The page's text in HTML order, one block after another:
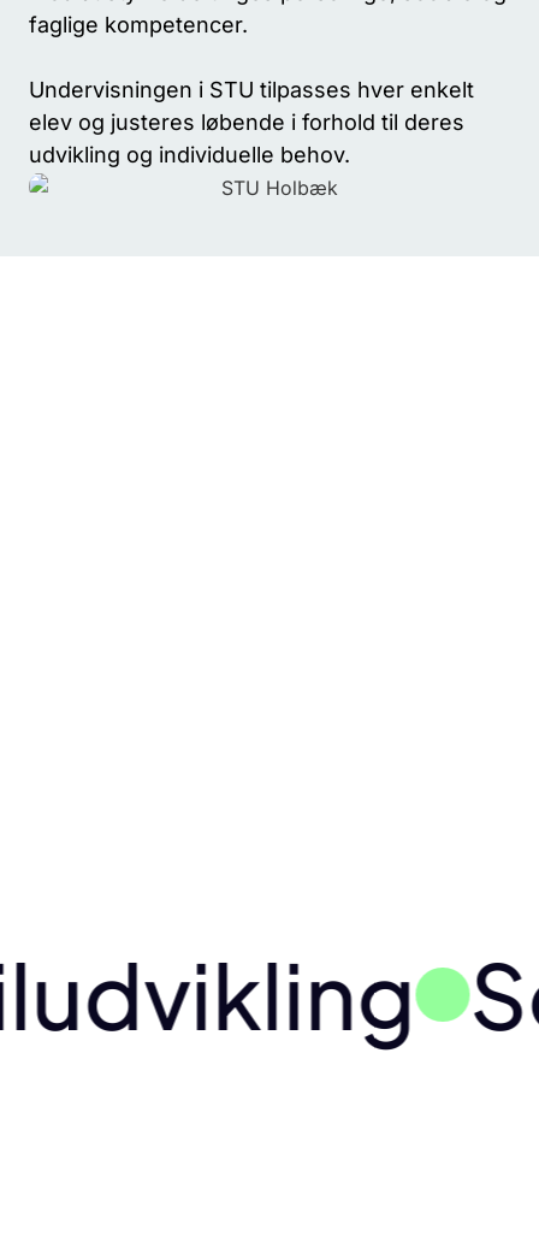
faglige kompetencer.
Undervisningen i STU tilpasses hver enkelt
elev og justeres løbende i forhold til deres
udvikling og individuelle behov.